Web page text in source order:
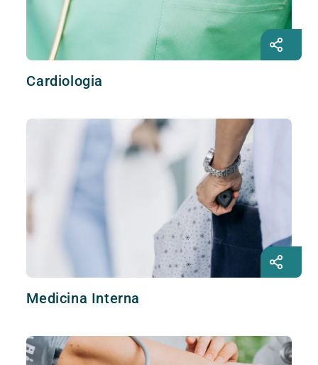
Cardiologia
Medicina Interna